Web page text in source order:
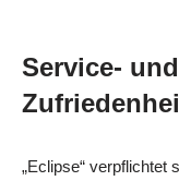
Service- und
„Eclipse“ verpflichtet